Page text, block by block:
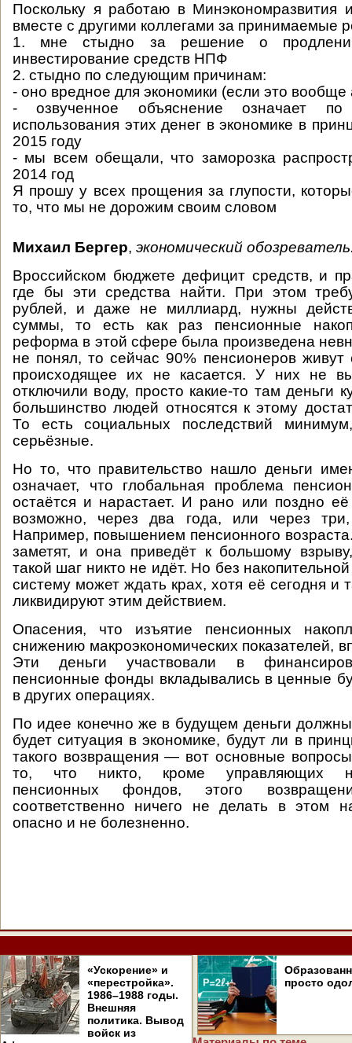
Поскольку я работаю в Минэкономразвития
вместе с другими коллегами за принимаемые
1. мне стыдно за решение о
инвестирование средств НПФ
2. стыдно по следующим причинам:
- оно вредное для экономики (если это вообще
- озвученное объяснение означает
использования этих денег в экономике в
2015 году
- мы всем обещали, что заморозка
2014 год
Я прошу у всех прощения за глупости,
то, что мы не дорожим своим словом
Михаил Бергер, экономический
Вроссийском бюджете дефицит средств, и
где бы эти средства найти. При этом
рублей, и даже не миллиард, нужны
суммы, то есть как раз пенсионные
реформа в этой сфере была произведена
не понял, то сейчас 90% пенсионеров
происходящее их не касается. У них не
отключили воду, просто какие-то там деньги
большинство людей относятся к этому
То есть социальных последствий
серьёзные.
Но то, что правительство нашло деньги
означает, что глобальная проблема
остаётся и нарастает. И рано или поздно
возможно, через два года, или через
Например, повышением пенсионного
заметят, и она приведёт к большому
такой шаг никто не идёт. Но без
систему может ждать крах, хотя её сегодня и
ликвидируют этим действием.
Опасения, что изъятие пенсионных
снижению макроэкономических показателей,
Эти деньги участвовали в
пенсионные фонды вкладывались в ценные
в других операциях.
По идее конечно же в будущем деньги
будет ситуация в экономике, будут ли в
такого возвращения — вот основные
то, что никто, кроме управляющих
пенсионных фондов, этого
соответственно ничего не делать в этом
опасно и не болезненно.
«Ускорение» и
«перестройка».
1986–1988 годы.
Внешняя
политика. Вывод
войск из
просто